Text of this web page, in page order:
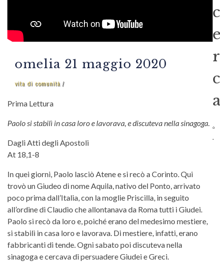
c
r
c
omelia 21 maggio 2020
vita di comunità
Prima Lettura
Paolo si stabilì in casa loro e lavorava, e discuteva nella sinagoga.
Dagli Atti degli Apostoli
At 18,1-8
In quei giorni, Paolo lasciò Atene e si recò a Corìnto. Qui
trovò un Giudeo di nome Aquila, nativo del Ponto, arrivato
poco prima dall’Italia, con la moglie Priscilla, in seguito
all’ordine di Claudio che allontanava da Roma tutti i Giudei.
Paolo si recò da loro e, poiché erano del medesimo mestiere,
si stabilì in casa loro e lavorava. Di mestiere, infatti, erano
fabbricanti di tende. Ogni sabato poi discuteva nella
sinagoga e cercava di persuadere Giudei e Greci.